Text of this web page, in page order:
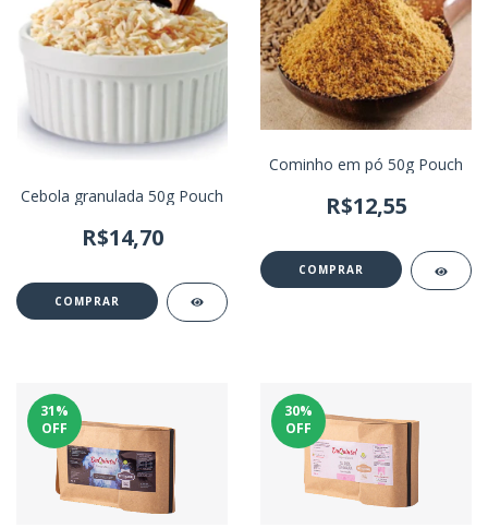
Cebola granulada 50g Pouch
R$14,70
Cominho em pó 50g Pouch
R$12,55
31%
OFF
30%
OFF